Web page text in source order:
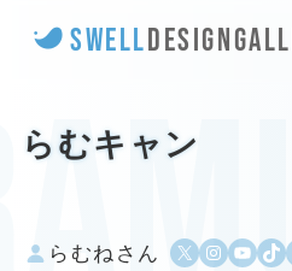
SWELLDESIGN
らむキャン
らむねさん X